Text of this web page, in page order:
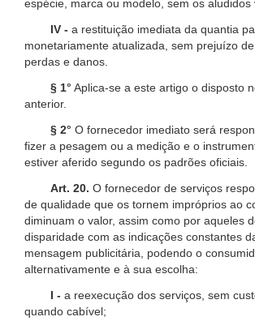
espécie, marca ou modelo, sem os aludidos
IV - a restituição imediata da quantia
monetariamente atualizada, sem prejuízo
perdas e danos.
§ 1° Aplica-se a este artigo o disposto
anterior.
§ 2° O fornecedor imediato será
fizer a pesagem ou a medição e o
estiver aferido segundo os padrões oficiais.
Art. 20. O fornecedor de serviços
de qualidade que os tornem impróprios ao
diminuam o valor, assim como por aqueles
disparidade com as indicações constantes
mensagem publicitária, podendo o
alternativamente e à sua escolha:
I - a reexecução dos serviços, sem
quando cabível;